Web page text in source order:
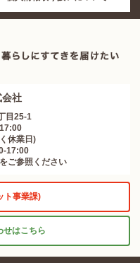
会社
目25-1
休業日)
17:00
ご参照ください
ト事業課)
せはこちら